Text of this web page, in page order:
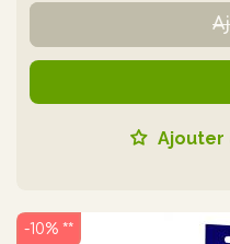
Ajouter
-10% **